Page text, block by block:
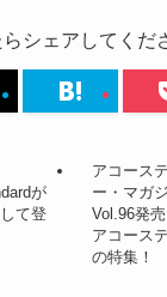
シェアしてくだ
が
て登
アコース
ー・マガ
Vol.96発
アコース
の特集！